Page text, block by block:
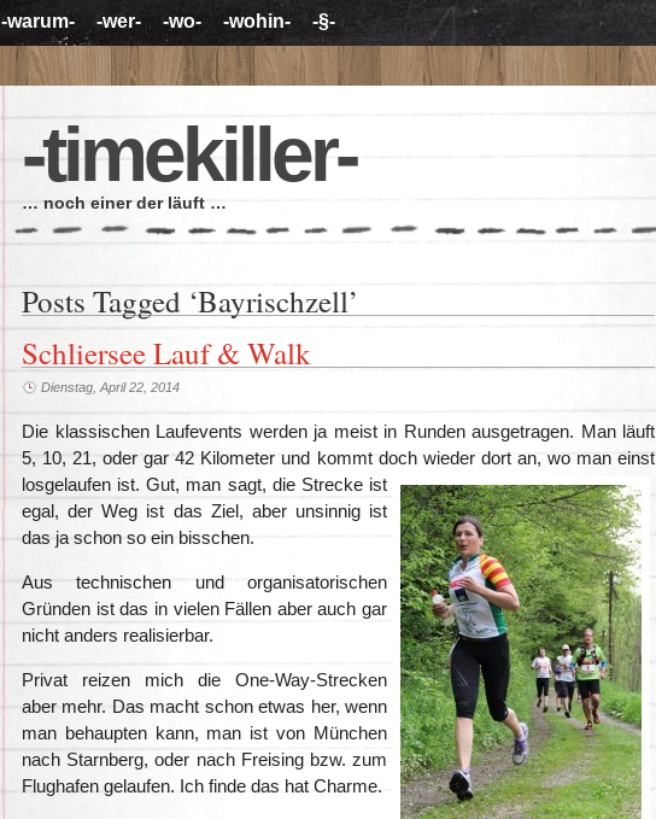
-warum- -wer- -wo- -wohin- -§-
-timekiller-
… noch einer der läuft …
Posts Tagged ‘Bayrischzell’
Schliersee Lauf & Walk
Dienstag, April 22, 2014
Die klassischen Laufevents werden ja meist in Runden ausgetragen. Man läuft
5, 10, 21, oder gar 42 Kilometer und kommt doch wieder dort an, wo man einst
losgelaufen ist. Gut, man sagt, die Strecke ist
egal, der Weg ist das Ziel, aber unsinnig ist
das ja schon so ein bisschen.
Aus technischen und organisatorischen
Gründen ist das in vielen Fällen aber auch gar
nicht anders realisierbar.
Privat reizen mich die One-Way-Strecken
aber mehr. Das macht schon etwas her, wenn
man behaupten kann, man ist von München
nach Starnberg, oder nach Freising bzw. zum
Flughafen gelaufen. Ich finde das hat Charme.